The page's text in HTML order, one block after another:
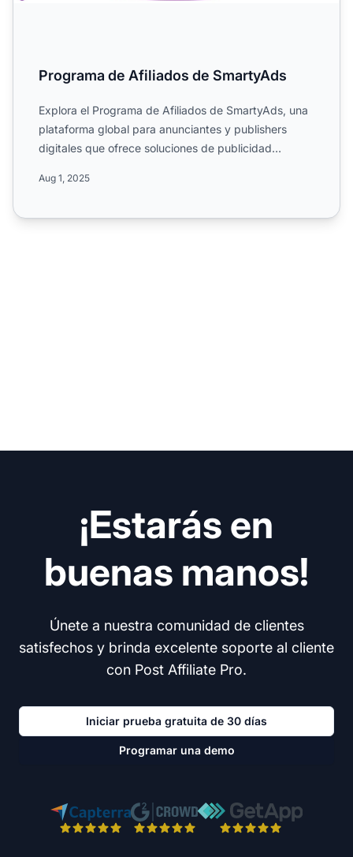
Programa de Afiliados de SmartyAds
Explora el Programa de Afiliados de SmartyAds, una
plataforma global para anunciantes y publishers
digitales que ofrece soluciones de publicidad
Aug 1, 2025
¡Estarás en
buenas manos!
Únete a nuestra comunidad de clientes
satisfechos y brinda excelente soporte al cliente
con Post Affiliate Pro.
Iniciar prueba gratuita de 30 días
Programar una demo